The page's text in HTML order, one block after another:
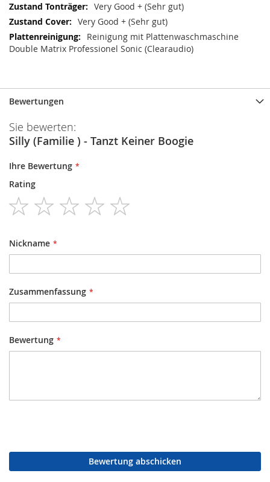
Very Good + (Sehr gut)
Very Good + (Sehr gut)
Reinigung mit Plattenwaschmaschine
Double Matrix Professionel Sonic (Clearaudio)
Bewertungen
Sie bewerten:
Silly (Familie ) - Tanzt Keiner Boogie
Ihre Bewertung
Rating
1
star
2
stars
3
stars
4
stars
Nickname
Zusammenfassung
Bewertung
Bewertung abschicken